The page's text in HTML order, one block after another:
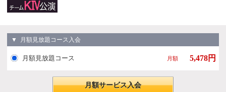
▼ 月額見放題コース入会
月額見放題コース 月額 5,478円
月額サービス入会